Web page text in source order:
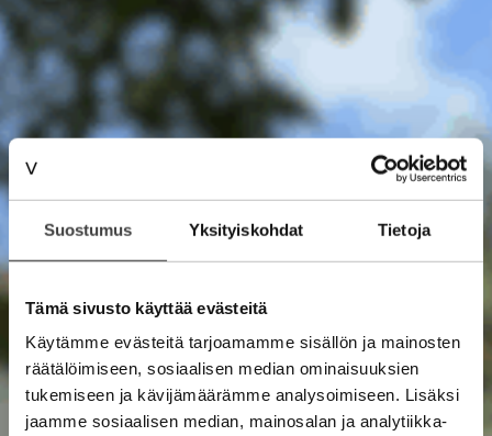
Suostumus Yksityiskohdat Tietoja
Tämä sivusto käyttää evästeitä
Käytämme evästeitä tarjoamamme sisällön ja mainosten
räätälöimiseen, sosiaalisen median ominaisuuksien
tukemiseen ja kävijämäärämme analysoimiseen. Lisäksi
jaamme sosiaalisen median, mainosalan ja analytiikka-